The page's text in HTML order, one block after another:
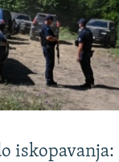
iskopavanja: